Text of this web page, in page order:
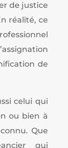
de justice
réalité, ce
de
celui qui
ou bien à
Que
qui